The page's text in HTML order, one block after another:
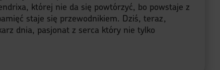
której nie da się powtórzyć, bo powstaje z
staje się przewodnikiem. Dziś, teraz,
dnia, pasjonat z serca który nie tylko